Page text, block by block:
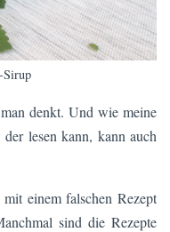
Sirup
denkt. Und wie meine
lesen kann, kann auch
einem falschen Rezept